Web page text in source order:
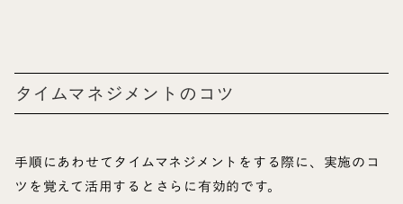
タイムマネジメントのコツ
手順にあわせてタイムマネジメントをする際に、実施のコ
ツを覚えて活用するとさらに有効的です。